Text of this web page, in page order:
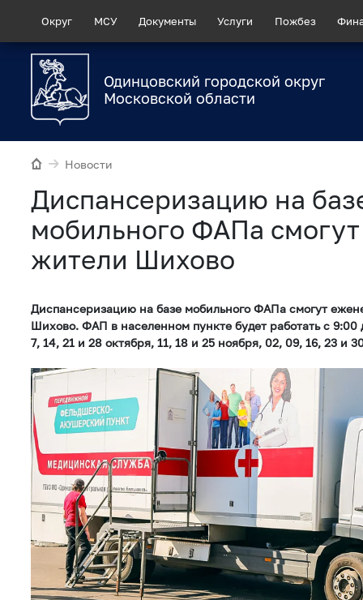
Округ МСУ Документы Услуги Пожбез
Одинцовский городской округ
Московской области
Новости
Диспансеризацию на
мобильного ФАПа
жители Шихово
Диспансеризацию на базе мобильного ФАПа смогут
Шихово. ФАП в населенном пункте будет работать с
7, 14, 21 и 28 октября, 11, 18 и 25 ноября, 02, 09, 16, 23 и